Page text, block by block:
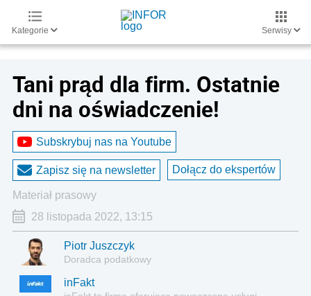
Kategorie Serwisy
Tani prąd dla firm. Ostatnie
dni na oświadczenie!
Subskrybuj nas na Youtube
Zapisz się na newsletter Dołącz do ekspertów
materiał prasowy
28 listopada 2022, 13:15
Piotr Juszczyk
Doradca podatkowy
inFakt